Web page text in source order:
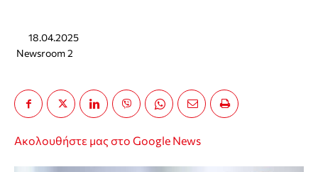
18.04.2025
Newsroom 2
Ακολουθήστε μας στο Google News